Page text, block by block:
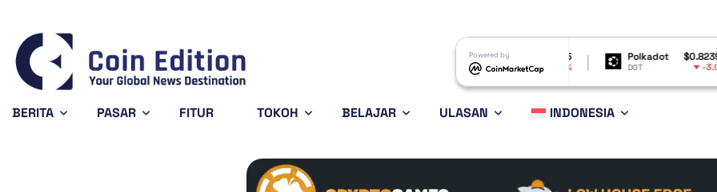
Powered by
Solana $73.36
SOL
Avalanche
AVAX
$0.000005
-3.24%
Polkadot $0.823997
DOT -3.04% BTC
BERITA PASAR FITUR TOKOH BELAJAR ULASAN INDONESIA